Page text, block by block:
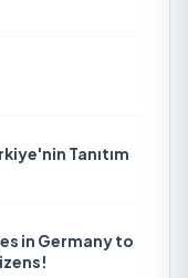
Tanıtım
in Germany to